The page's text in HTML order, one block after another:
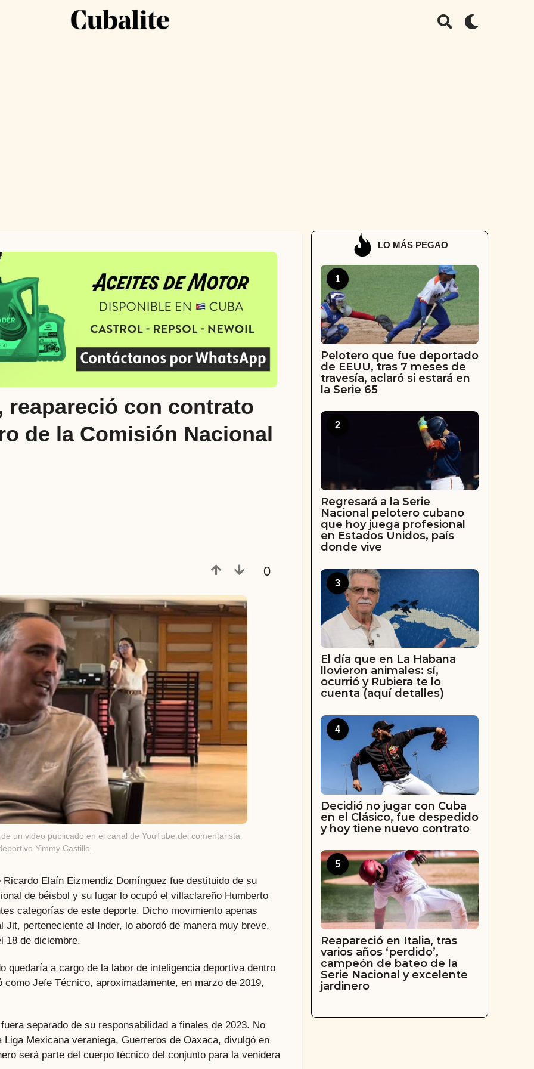
reapareció con contrato
de la Comisión Nacional
0
un video publicado en el canal de YouTube del comentarista
Yimmy Castillo.
Elaín Eizmendiz Domínguez fue destituido de su
de béisbol y su lugar lo ocupó el villaclareño Humberto
categorías de este deporte. Dicho movimiento apenas
perteneciente al Inder, lo abordó de manera muy breve,
18 de diciembre.
quedaría a cargo de la labor de inteligencia deportiva dentro
Jefe Técnico, aproximadamente, en marzo de 2019,
separado de su responsabilidad a finales de 2023. No
Mexicana veraniega, Guerreros de Oaxaca, divulgó en
será parte del cuerpo técnico del conjunto para la venidera
LO MÁS PEGAO
1
Pelotero que fue deportado
de EEUU, tras 7 meses de
travesía, aclaró si estará en
la Serie 65
2
Regresará a la Serie
Nacional pelotero cubano
que hoy juega profesional
en Estados Unidos, país
donde vive
3
El día que en La Habana
llovieron animales: sí,
ocurrió y Rubiera te lo
cuenta (aquí detalles)
4
Decidió no jugar con Cuba
en el Clásico, fue despedido
y hoy tiene nuevo contrato
5
Reapareció en Italia, tras
varios años ‘perdido’,
campeón de bateo de la
Serie Nacional y excelente
jardinero